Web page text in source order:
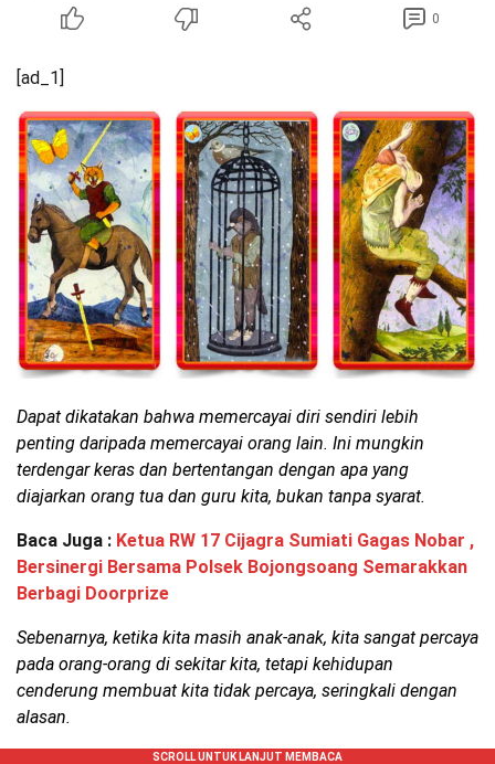
0
[ad_1]
Dapat dikatakan bahwa memercayai diri sendiri lebih
penting daripada memercayai orang lain. Ini mungkin
terdengar keras dan bertentangan dengan apa yang
diajarkan orang tua dan guru kita, bukan tanpa syarat.
Baca Juga : Ketua RW 17 Cijagra Sumiati Gagas Nobar ,
Bersinergi Bersama Polsek Bojongsoang Semarakkan
Berbagi Doorprize
Sebenarnya, ketika kita masih anak-anak, kita sangat percaya
pada orang-orang di sekitar kita, tetapi kehidupan
cenderung membuat kita tidak percaya, seringkali dengan
alasan.